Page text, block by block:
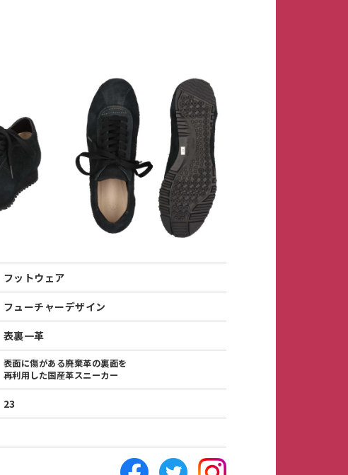
フットウェア
フューチャーデザイン
表裏一革
表面に傷がある廃棄革の裏面を
再利用した国産革スニーカー
23
facebook Twitter